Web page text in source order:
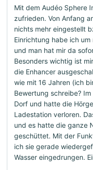
Mit dem Audéo Sphere
zufrieden. Von Anfang
nichts mehr eingestellt
Einrichtung habe ich
und man hat mir da
Besonders wichtig ist
die Enhancer
wie mit 16 Jahren (ich
Bewertung schreibe?
Dorf und hatte die
Ladestation verloren.
und es hatte die ganze
geschüttet. Mit der
ich sie gerade
Wasser eingedrungen.